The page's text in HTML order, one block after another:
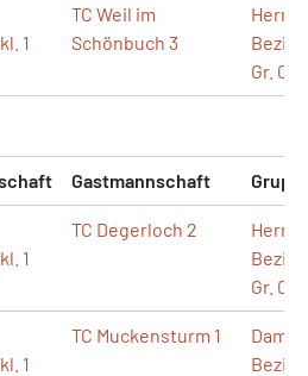
1
TC Weil im
Schönbuch 3
Herren
Gr. 015
Gastmannschaft
1
TC Degerloch 2
Gr. 071
1
TC Muckensturm 1
Damen